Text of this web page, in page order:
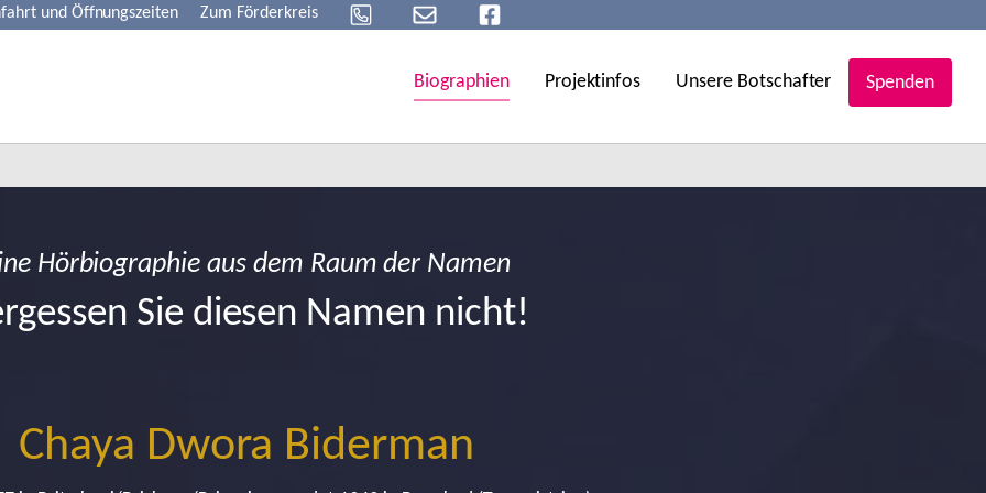
und Öffnungszeiten Zum Förderkreis
Biographien Projektinfos Unsere Botschafter Spenden
Hörbiographie aus dem Raum der Namen
Sie diesen Namen nicht!
Chaya Dwora Biderman